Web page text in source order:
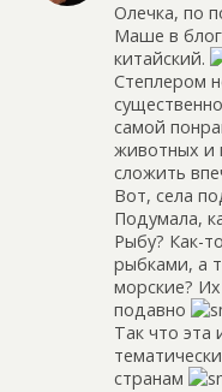
Олечка, по
Маше в
китайский.
Степлером
самой
животных и
сложить
Вот, села
Подумала,
Рыбу? Как-
рыбками, а
морские?
подавно
Так что эта
странам